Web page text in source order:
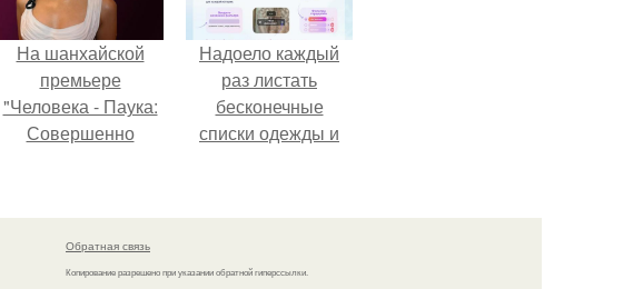
На шанхайской
премьере
"Человека - Паука:
Совершенно
просто очередной
наряд, а настоящий
артефакт высокой
Надоело каждый
раз листать
бесконечные
списки одежды и
кусочкам?
Обратная связь
Копирование разрешено при указании обратной гиперссылки.